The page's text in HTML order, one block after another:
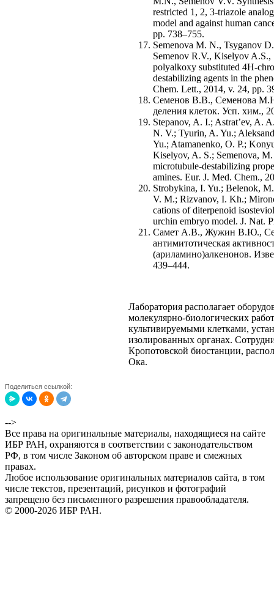
restricted 1, 2, 3-triazole
model and against human
pp. 738–755.
Semenova M. N., Tsyganov
Semenov R.V., Kiselyov
polyalkoxy substituted 4H-
destabilizing agents in the
Chem. Lett., 2014, v. 24, pp.
Семенов В.В., Семенова
деления клеток. Усп. хим.,
Stepanov, A. I.; Astrat’ev, A.
N. V.; Tyurin, A. Yu.;
Yu.; Atamanenko, O. P.;
Kiselyov, A. S.; Semenova,
microtubule-destabilizing
amines. Eur. J. Med. Chem.,
Strobykina, I. Yu.; Belenok,
V. M.; Rizvanov, I. Kh.;
cations of diterpenoid
urchin embryo model. J. Nat.
Самет А.В., Жужин В.Ю.,
антимитотическая
(ариламино)алкенонов.
439–444.
Лаборатория располагает
молекулярно-биологических
культивируемыми клетками,
изолированных органах.
Кропотовской биостанции,
Ока.
Поделиться ссылкой:
-->
Все права на оригинальные материалы, находящиеся на сайте
ИБР РАН, охраняются в соответствии с законодательством
РФ, в том числе Законом об авторском праве и смежных
правах.
Любое использование оригинальных материалов сайта, в том
числе текстов, презентаций, рисунков и фотографий
запрещено без письменного разрешения правообладателя.
© 2000-2026 ИБР РАН.